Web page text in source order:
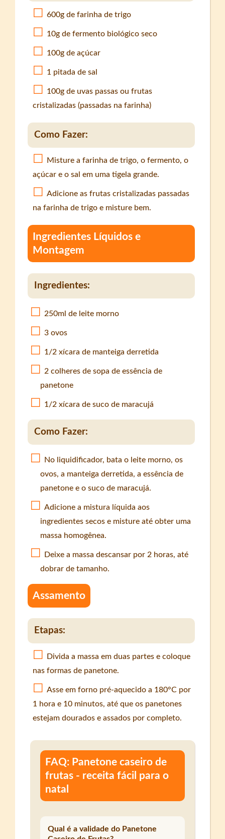
600g de farinha de trigo
10g de fermento biológico seco
100g de açúcar
1 pitada de sal
100g de uvas passas ou frutas
cristalizadas (passadas na farinha)
Como Fazer:
Misture a farinha de trigo, o fermento, o
açúcar e o sal em uma tigela grande.
Adicione as frutas cristalizadas passadas
na farinha de trigo e misture bem.
Ingredientes Líquidos e
Montagem
Ingredientes:
250ml de leite morno
3 ovos
1/2 xícara de manteiga derretida
2 colheres de sopa de essência de
panetone
1/2 xícara de suco de maracujá
Como Fazer:
No liquidificador, bata o leite morno, os
ovos, a manteiga derretida, a essência de
panetone e o suco de maracujá.
Adicione a mistura líquida aos
ingredientes secos e misture até obter uma
massa homogênea.
Deixe a massa descansar por 2 horas, até
dobrar de tamanho.
Assamento
Etapas:
Divida a massa em duas partes e coloque
nas formas de panetone.
Asse em forno pré-aquecido a 180°C por
1 hora e 10 minutos, até que os panetones
estejam dourados e assados por completo.
FAQ: Panetone caseiro de
frutas - receita fácil para o
natal
Qual é a validade do Panetone